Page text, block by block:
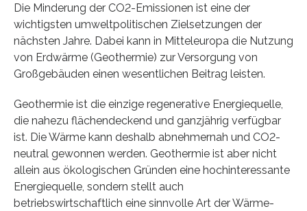
Die Minderung der CO2-Emissionen ist eine der
wichtigsten umweltpolitischen Zielsetzungen der
nächsten Jahre. Dabei kann in Mitteleuropa die Nutzung
von Erdwärme (Geothermie) zur Versorgung von
Großgebäuden einen wesentlichen Beitrag leisten.
Geothermie ist die einzige regenerative Energiequelle,
die nahezu flächendeckend und ganz­jährig verfügbar
ist. Die Wärme kann deshalb abnehmernah und CO2-
neutral gewonnen werden. Geothermie ist aber nicht
allein aus ökologischen Gründen eine hochinteressante
Energie­quelle, sondern stellt auch
betriebswirtschaftlich eine sinnvolle Art der Wärme­